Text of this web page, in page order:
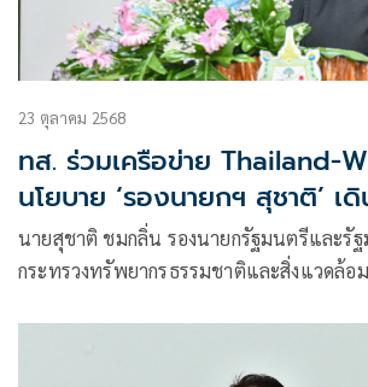
23 ตุลาคม 2568
ทส. ร่วมเครือข่าย Thailand-
นโยบาย ‘รองนายกฯ สุชาติ’ เ
ปรามการค้าสัตว์ป่าผิดกฎหมาย
ลักลอบค้าสัตว์ป่าข้ามประเทศผ่
นายสุชาติ ชมกลิ่น รองนายกรัฐมนตรีและรัฐ
กระทรวงทรัพยากรธรรมชาติและสิ่งแวดล้อม
เพิ่มความเข้มงวดในการตรวจตรา เพื่อเดิน